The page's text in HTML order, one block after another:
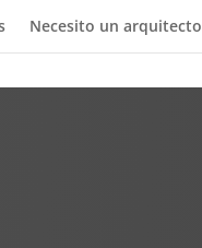
Necesito un arquitecto